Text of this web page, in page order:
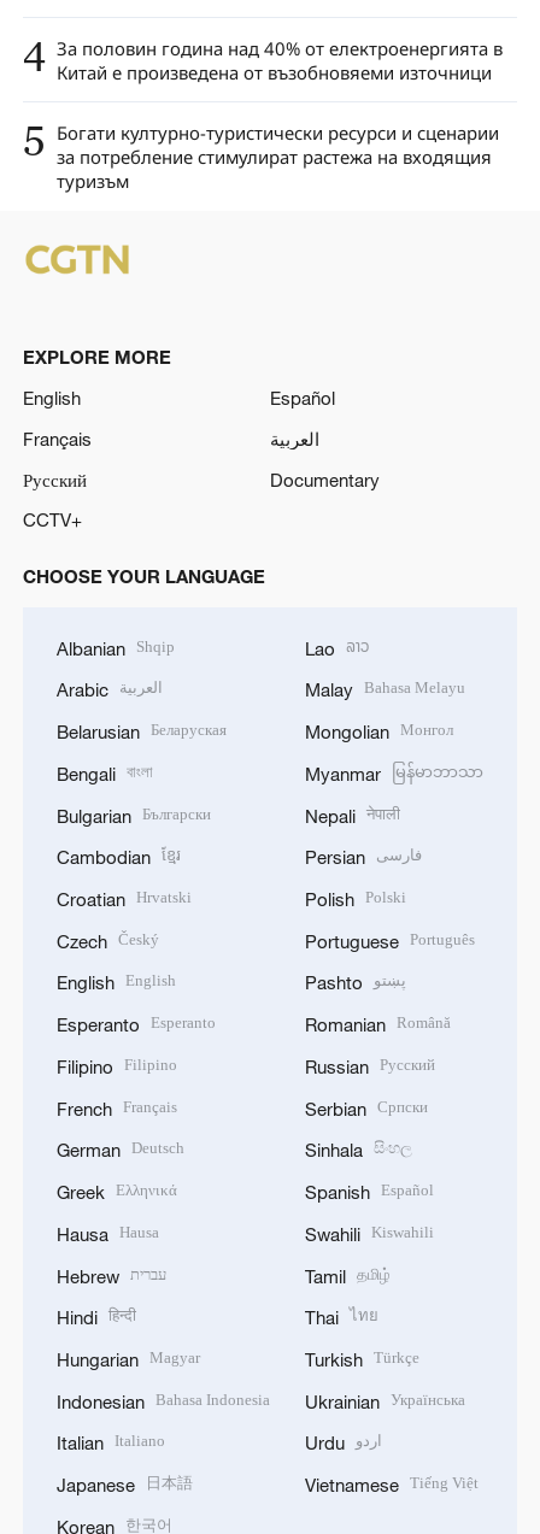
4 За половин година над 40% от електроенергията в
Китай е произведена от възобновяеми източници
5 Богати културно-туристически ресурси и сценарии
за потребление стимулират растежа на входящия
туризъм
EXPLORE MORE
English
Español
Français
العربية
Русский
Documentary
CCTV+
CHOOSE YOUR LANGUAGE
Albanian Shqip
Arabic العربية
Belarusian Беларуская
Bengali বাংলা
Bulgarian Български
Cambodian ខ្មែរ
Croatian Hrvatski
Czech Český
English English
Esperanto Esperanto
Filipino Filipino
French Français
German Deutsch
Greek Ελληνικά
Hausa Hausa
Hebrew עברית
Hindi हिन्दी
Hungarian Magyar
Indonesian Bahasa Indonesia
Italian Italiano
Japanese 日本語
Korean 한국어
Lao ລາວ
Malay Bahasa Melayu
Mongolian Монгол
Myanmar မြန်မာဘာသာ
Nepali नेपाली
Persian فارسی
Polish Polski
Portuguese Português
Pashto پښتو
Romanian Română
Russian Русский
Serbian Српски
Sinhala සිංහල
Spanish Español
Swahili Kiswahili
Tamil தமிழ்
Thai ไทย
Turkish Türkçe
Ukrainian Українська
Urdu اردو
Vietnamese Tiếng Việt